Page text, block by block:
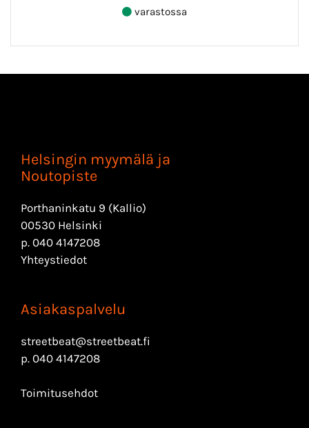
varastossa
Helsingin myymälä ja
Noutopiste
Porthaninkatu 9 (Kallio)
00530 Helsinki
p. 040 4147208
Yhteystiedot
Asiakaspalvelu
streetbeat@streetbeat.fi
p. 040 4147208
Toimitusehdot